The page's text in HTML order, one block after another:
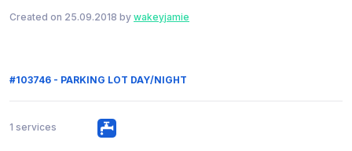
Created on 25.09.2018 by wakeyjamie
#103746 - PARKING LOT DAY/NIGHT
1 services